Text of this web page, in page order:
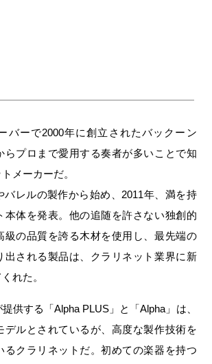
バーで2000年に創立されたバックーン
らプロまで愛用する奏者が多いことで知
メーカーだ。
バレルの製作から始め、2011年、満を持
本体を発表。他の追随を許さない独創的
級の品質を誇る木材を使用し、最先端の
出される製品は、クラリネット業界に新
れた。
供する「Alpha PLUS」と「Alpha」は、
デルとされているが、高度な製作技術を
るクラリネットだ。初めての楽器を持つ